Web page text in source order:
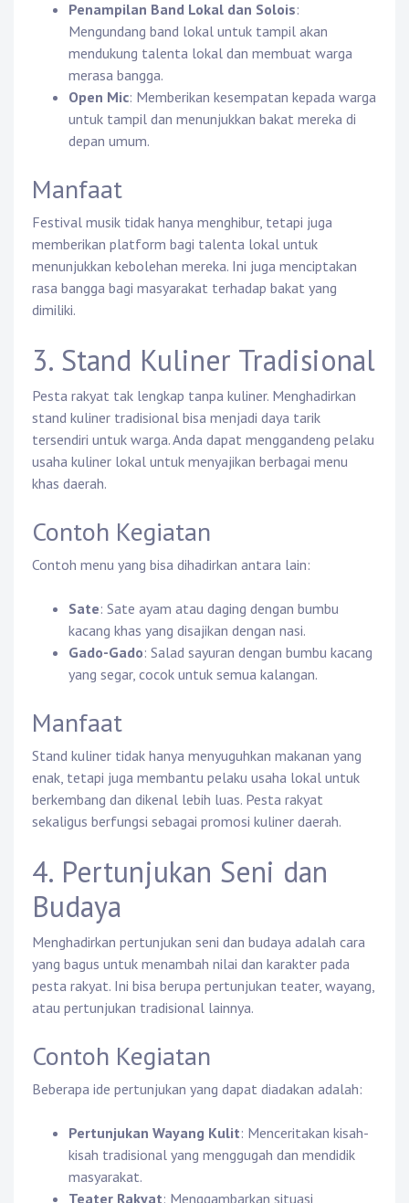
Penampilan Band Lokal dan Solois:
Mengundang band lokal untuk tampil akan
mendukung talenta lokal dan membuat warga
merasa bangga.
Open Mic: Memberikan kesempatan kepada warga
untuk tampil dan menunjukkan bakat mereka di
depan umum.
Manfaat
Festival musik tidak hanya menghibur, tetapi juga
memberikan platform bagi talenta lokal untuk
menunjukkan kebolehan mereka. Ini juga menciptakan
rasa bangga bagi masyarakat terhadap bakat yang
dimiliki.
3. Stand Kuliner Tradisional
Pesta rakyat tak lengkap tanpa kuliner. Menghadirkan
stand kuliner tradisional bisa menjadi daya tarik
tersendiri untuk warga. Anda dapat menggandeng pelaku
usaha kuliner lokal untuk menyajikan berbagai menu
khas daerah.
Contoh Kegiatan
Contoh menu yang bisa dihadirkan antara lain:
Sate: Sate ayam atau daging dengan bumbu
kacang khas yang disajikan dengan nasi.
Gado-Gado: Salad sayuran dengan bumbu kacang
yang segar, cocok untuk semua kalangan.
Manfaat
Stand kuliner tidak hanya menyuguhkan makanan yang
enak, tetapi juga membantu pelaku usaha lokal untuk
berkembang dan dikenal lebih luas. Pesta rakyat
sekaligus berfungsi sebagai promosi kuliner daerah.
4. Pertunjukan Seni dan
Budaya
Menghadirkan pertunjukan seni dan budaya adalah cara
yang bagus untuk menambah nilai dan karakter pada
pesta rakyat. Ini bisa berupa pertunjukan teater, wayang,
atau pertunjukan tradisional lainnya.
Contoh Kegiatan
Beberapa ide pertunjukan yang dapat diadakan adalah:
Pertunjukan Wayang Kulit: Menceritakan kisah-
kisah tradisional yang menggugah dan mendidik
masyarakat.
Teater Rakyat: Menggambarkan situasi